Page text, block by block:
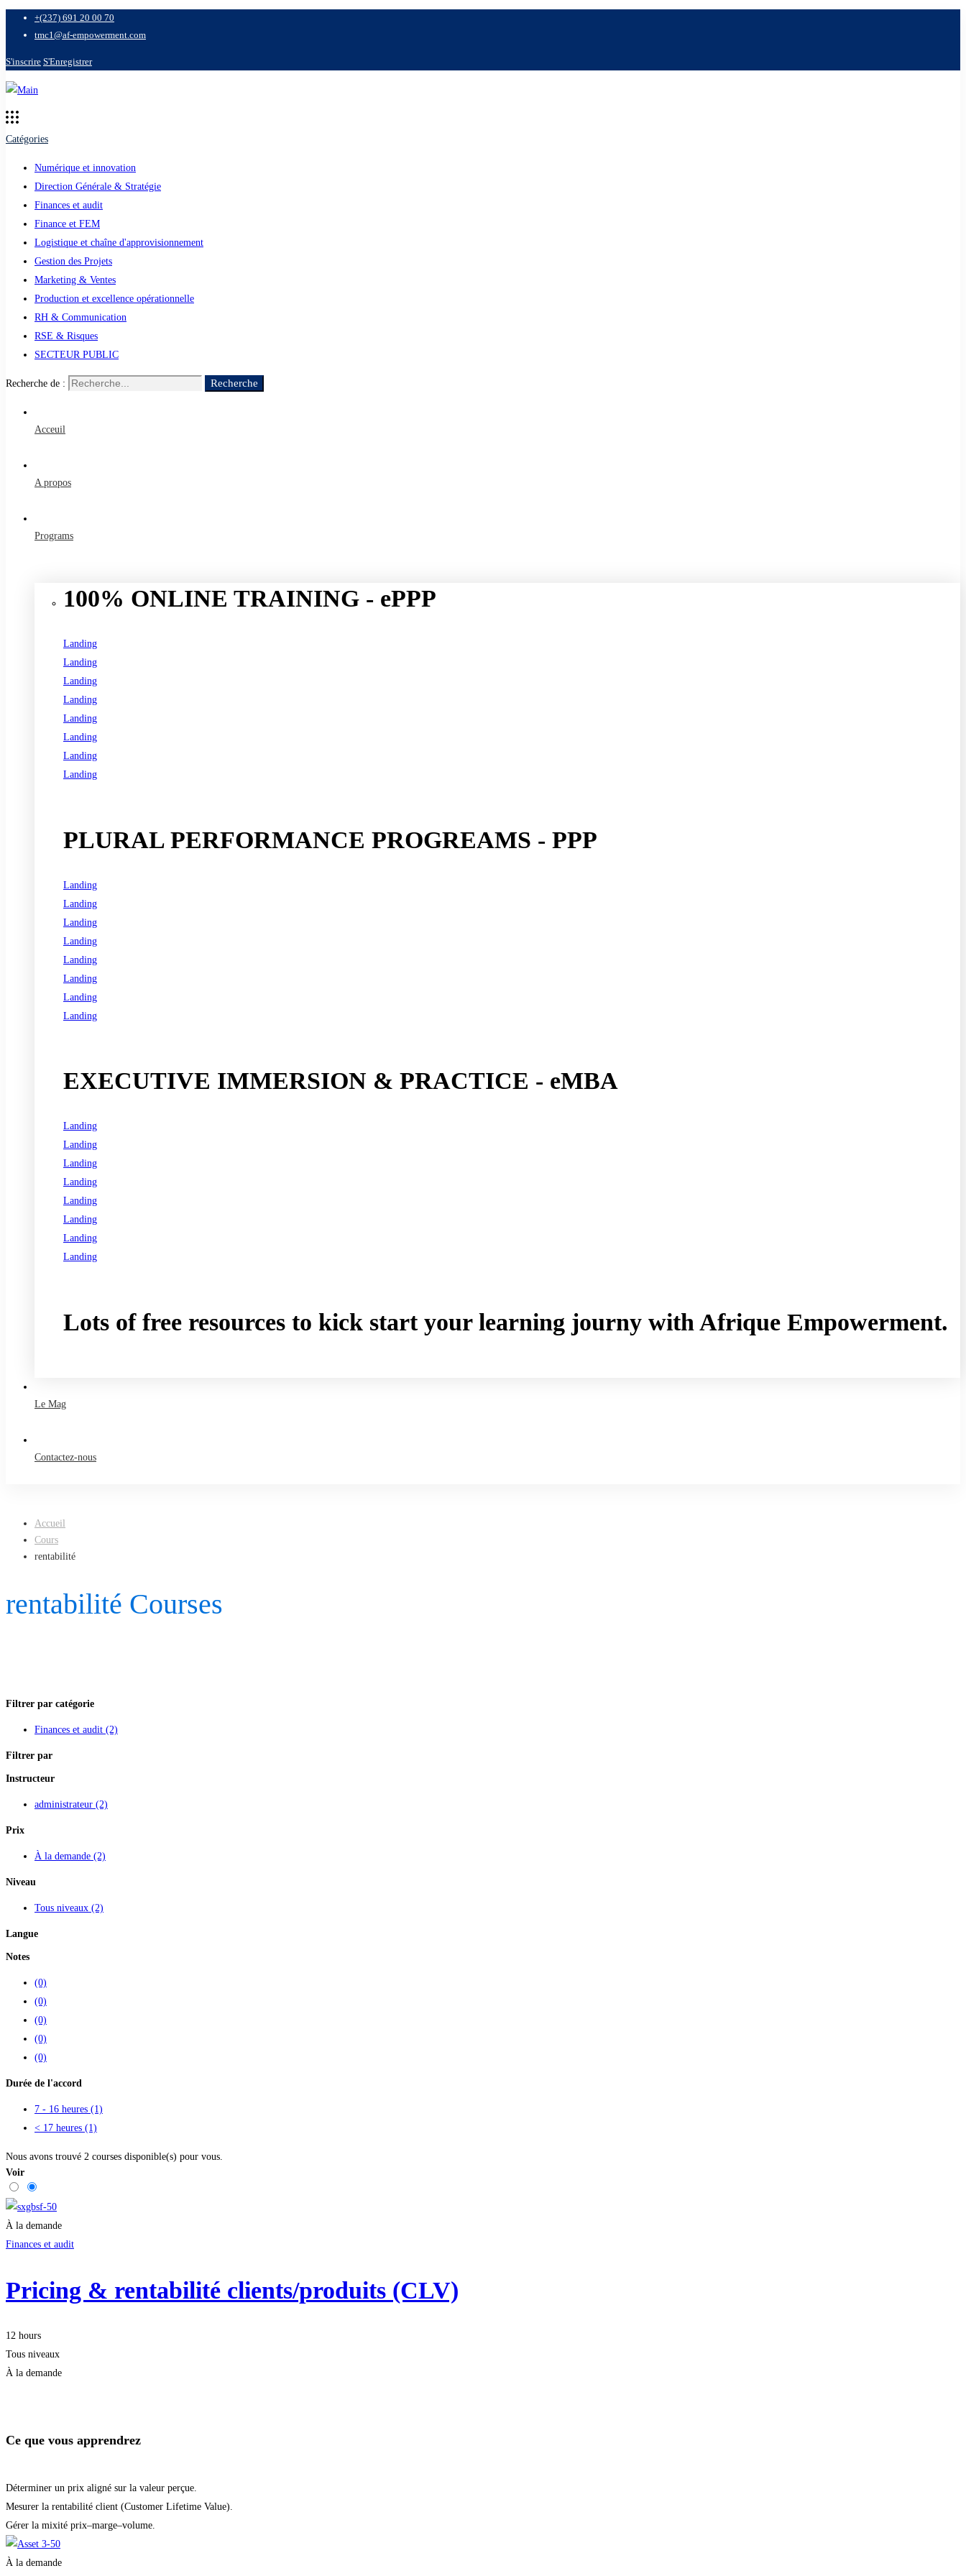
+(237) 691 20 00 70
tmc1@af-empowerment.com
S'inscrire S'Enregistrer
Catégories
Numérique et innovation
Direction Générale & Stratégie
Finances et audit
Finance et FEM
Logistique et chaîne d'approvisionnement
Gestion des Projets
Marketing & Ventes
Production et excellence opérationnelle
RH & Communication
RSE & Risques
SECTEUR PUBLIC
Recherche de : Recherche
Acceuil
A propos
Programs
100% ONLINE TRAINING - ePPP
Landing
Landing
Landing
Landing
Landing
Landing
Landing
Landing
PLURAL PERFORMANCE PROGREAMS - PPP
Landing
Landing
Landing
Landing
Landing
Landing
Landing
Landing
EXECUTIVE IMMERSION & PRACTICE - eMBA
Landing
Landing
Landing
Landing
Landing
Landing
Landing
Landing
Lots of free resources to kick start your learning journy with Afrique Empowerment.
Le Mag
Contactez-nous
Accueil
Cours
rentabilité
rentabilité Courses
Filtrer par catégorie
Finances et audit (2)
Filtrer par
Instructeur
administrateur (2)
Prix
À la demande (2)
Niveau
Tous niveaux (2)
Langue
Notes
(0)
(0)
(0)
(0)
(0)
Durée de l'accord
7 - 16 heures (1)
< 17 heures (1)
Nous avons trouvé 2 courses disponible(s) pour vous.
Voir
À la demande
Finances et audit
Pricing & rentabilité clients/produits (CLV)
12 hours
Tous niveaux
À la demande
Ce que vous apprendrez
Déterminer un prix aligné sur la valeur perçue.
Mesurer la rentabilité client (Customer Lifetime Value).
Gérer la mixité prix–marge–volume.
À la demande